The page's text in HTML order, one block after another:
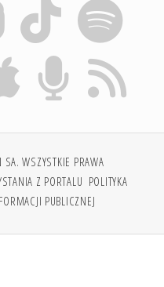
WSZYSTKIE PRAWA
Z PORTALU POLITYKA
PUBLICZNEJ